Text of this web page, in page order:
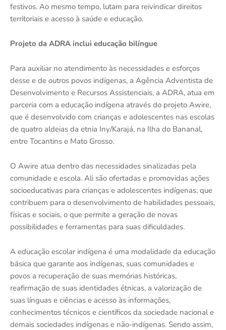
festivos. Ao mesmo tempo, lutam para reivindicar direitos
territoriais e acesso à saúde e educação.
Projeto da ADRA inclui educação bilíngue
Para auxiliar no atendimento às necessidades e esforços
desse e de outros povos indígenas, a Agência Adventista de
Desenvolvimento e Recursos Assistenciais, a ADRA, atua em
parceria com a educação indígena através do projeto Awire,
que é desenvolvido com crianças e adolescentes nas escolas
de quatro aldeias da etnia Iny/Karajá, na Ilha do Bananal,
entre Tocantins e Mato Grosso.
O Awire atua dentro das necessidades sinalizadas pela
comunidade e escola. Ali são ofertadas e promovidas ações
socioeducativas para crianças e adolescentes indígenas, que
contribuem para o desenvolvimento de habilidades pessoais,
físicas e sociais, o que permite a geração de novas
possibilidades e ferramentas para suas dificuldades.
A educação escolar indígena é uma modalidade da educação
básica que garante aos indígenas, suas comunidades e
povos a recuperação de suas memórias históricas,
reafirmação de suas identidades étnicas, a valorização de
suas línguas e ciências e acesso às informações,
conhecimentos técnicos e científicos da sociedade nacional e
demais sociedades indígenas e não-indígenas. Sendo assim,